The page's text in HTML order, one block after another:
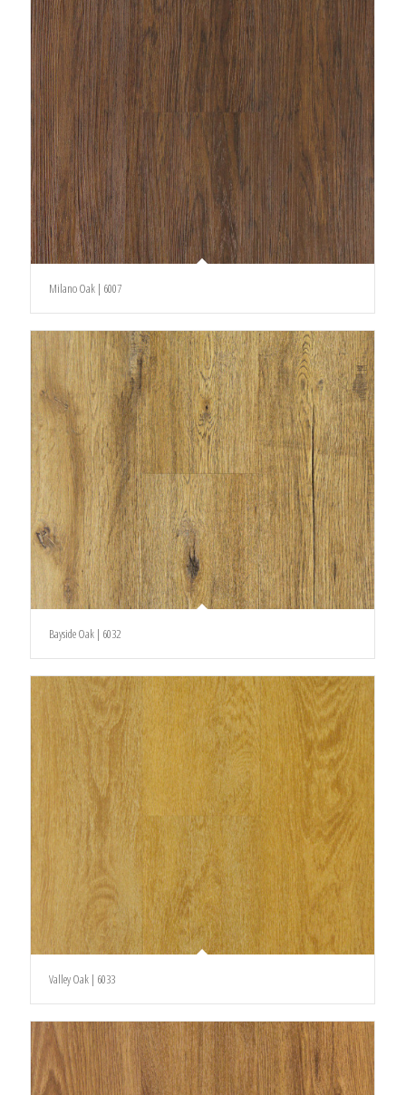
Milano Oak | 6007
Bayside Oak | 6032
Valley Oak | 6033